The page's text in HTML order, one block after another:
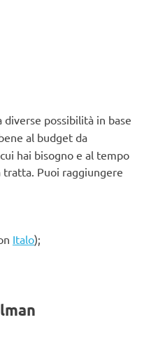
possibilità in base
al budget da
hai bisogno e al tempo
Puoi raggiungere
Italo);